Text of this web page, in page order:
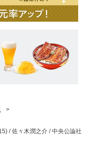
>
/ 佐々木潤之介 / 中央公論社